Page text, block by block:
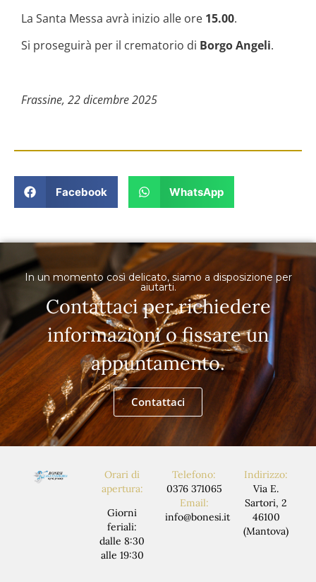
La Santa Messa avrà inizio alle ore 15.00.
Si proseguirà per il crematorio di Borgo Angeli.
Frassine, 22 dicembre 2025
Facebook WhatsApp
In un momento così delicato, siamo a disposizione per
aiutarti.
Contattaci per richiedere
informazioni o fissare un
appuntamento.
Contattaci
Orari di
apertura:
Giorni
feriali:
dalle 8:30
alle 19:30
Telefono:
0376 371065
Email:
info@bonesi.it
Indirizzo:
Via E.
Sartori, 2
46100
(Mantova)